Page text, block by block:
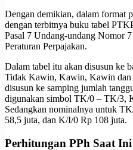
Dengan demikian, dalam format
dengan terbitnya buku tabel
Pasal 7 Undang-undang Nomor
Peraturan Perpajakan.
Dalam tabel itu akan disusun ke
Tidak Kawin, Kawin, Kawin dan
disusun ke samping jumlah
digunakan simbol TK/0 – TK/3,
Sedangkan nominalnya untuk
58,5 juta, dan K/I/0 Rp 108 juta.
Perhitungan PPh Saat Ini